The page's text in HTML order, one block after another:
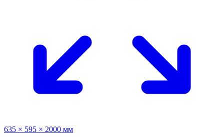
635 × 595 × 2000 мм